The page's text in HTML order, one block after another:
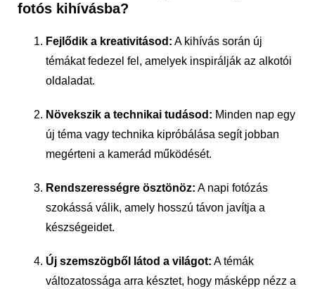
fotós kihívásba?
Fejlődik a kreativitásod: A kihívás során új
témákat fedezel fel, amelyek inspirálják az alkotói
oldaladat.
Növekszik a technikai tudásod: Minden nap egy
új téma vagy technika kipróbálása segít jobban
megérteni a kamerád működését.
Rendszerességre ösztönöz: A napi fotózás
szokássá válik, amely hosszú távon javítja a
készségeidet.
Új szemszögből látod a világot: A témák
változatossága arra késztet, hogy másképp nézz a